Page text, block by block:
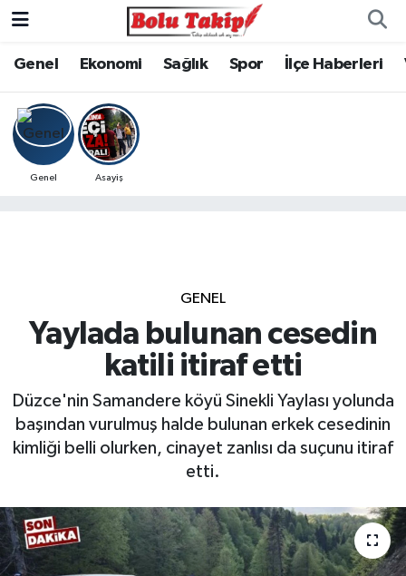
Genel Ekonomi Sağlık Spor İlçe Haberleri
Genel Asayiş
GENEL
Yaylada bulunan cesedin
katili itiraf etti
Düzce'nin Samandere köyü Sinekli Yaylası yolunda
başından vurulmuş halde bulunan erkek cesedinin
kimliği belli olurken, cinayet zanlısı da suçunu itiraf
etti.